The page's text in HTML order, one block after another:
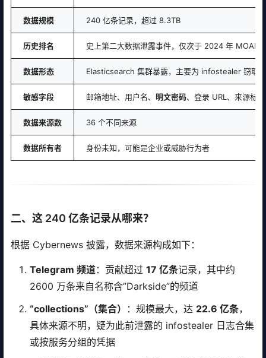
数据规模 240 亿条记录，超过 8.3TB
历史排名 史上第二大数据泄露事件，仅次于 2024 年 MOAB
数据形态 Elasticsearch 集群暴露，主要为 infostealer 窃取
敏感字段 邮箱地址、用户名、 明文密码、登录 URL、来源标注
数据来源数 36 个不同来源
数据所有者 身份未知，可能是企业或威胁行为者
二、这 240 亿条记录从哪来？
根据 Cybernews 披露，数据来源构成如下：
Telegram 频道：贡献超过 17 亿条记录，其中约
2600 万条来自名称含”Darkside”的频道
“collections”（集合）
：规模最大，达 22.6 亿条，
具体来源不明，疑为此前泄露的 infostealer 日志合集
或按服务分组的凭据